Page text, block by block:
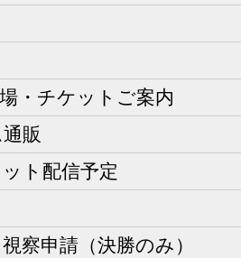
・チケットご案内
販
ト配信予定
察申請（決勝のみ）